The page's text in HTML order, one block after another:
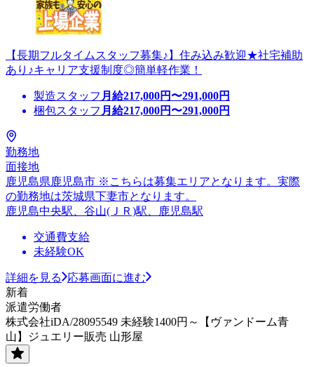
【長期フルタイムスタッフ募集♪】住み込み歓迎★社宅補助
あり♪キャリア支援制度◎簡単軽作業！
製造スタッフ 月給217,000円〜291,000円
梱包スタッフ 月給217,000円〜291,000円
勤務地
面接地
鹿児島県鹿児島市 ※こちらは募集エリアとなります。実際
の勤務地は茨城県下妻市となります。
鹿児島中央駅、谷山(ＪＲ)駅、鹿児島駅
交通費支給
未経験OK
詳細を見る
応募画面に進む
新着
派遣労働者
株式会社iDA/28095549 未経験1400円～【ヴァンドーム青
山】ジュエリー販売 山形屋